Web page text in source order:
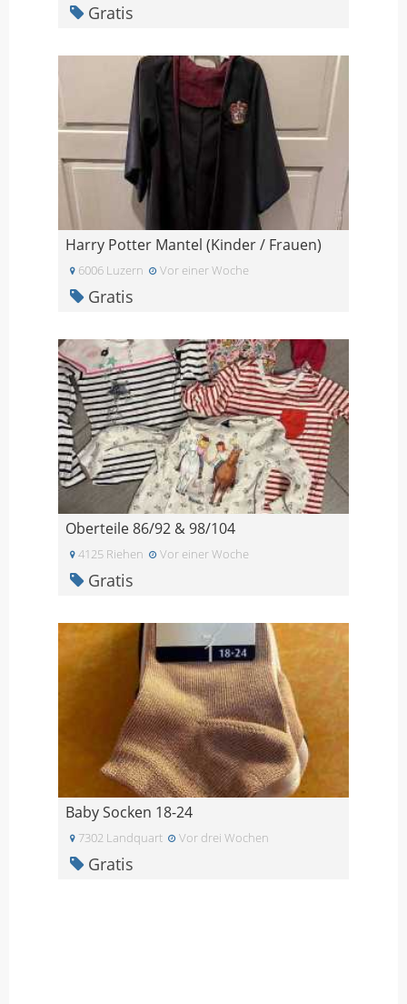
Gratis
Harry Potter Mantel (Kinder / Frauen)
6006 Luzern Vor einer Woche
Gratis
Oberteile 86/92 & 98/104
4125 Riehen Vor einer Woche
Gratis
Baby Socken 18-24
7302 Landquart Vor drei Wochen
Gratis